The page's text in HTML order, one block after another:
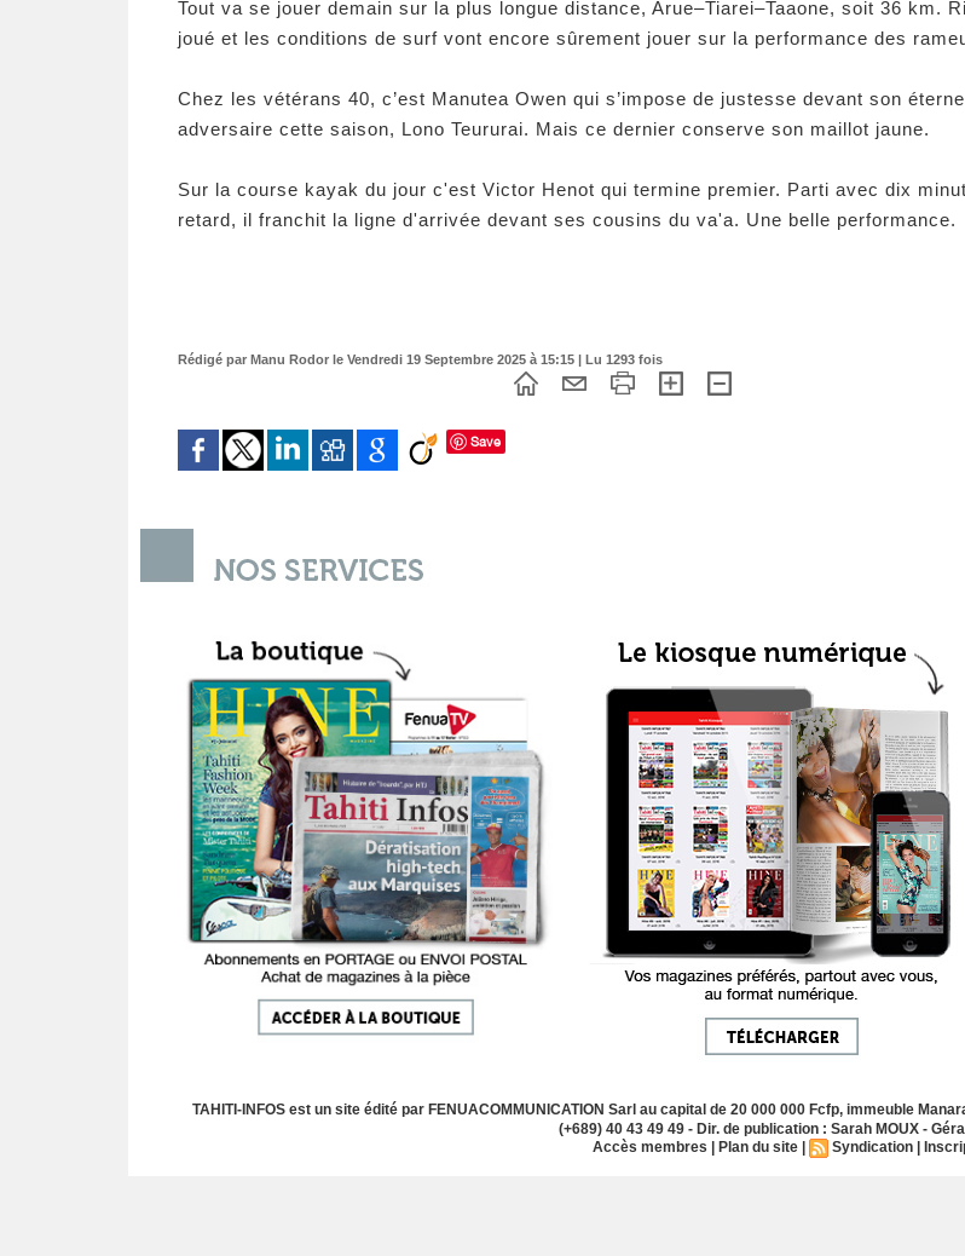
Tout va se jouer demain sur la plus longue distance, Arue–Tiarei–Taaone, soit 36 km.
joué et les conditions de surf vont encore sûrement jouer sur la performance des
Chez les vétérans 40, c’est Manutea Owen qui s’impose de justesse devant son
adversaire cette saison, Lono Teururai. Mais ce dernier conserve son maillot jaune.
Sur la course kayak du jour c'est Victor Henot qui termine premier. Parti avec dix
retard, il franchit la ligne d'arrivée devant ses cousins du va'a. Une belle performance.
Rédigé par Manu Rodor le Vendredi 19 Septembre 2025 à 15:15 | Lu 1293 fois
Save
TAHITI-INFOS est un site édité par FENUACOMMUNICATION Sarl au capital de 20 000 000 Fcfp, immeuble
(+689) 40 43 49 49 - Dir. de publication : Sarah MOUX -
Accès membres
Plan du site Syndication